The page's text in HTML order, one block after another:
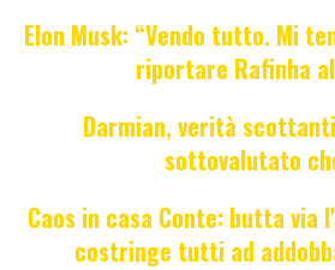
Elon Musk: “Vendo tutto. Mi
riportare Rafinha
Darmian, verità
sottovalutato
Caos in casa Conte: butta via
costringe tutti ad